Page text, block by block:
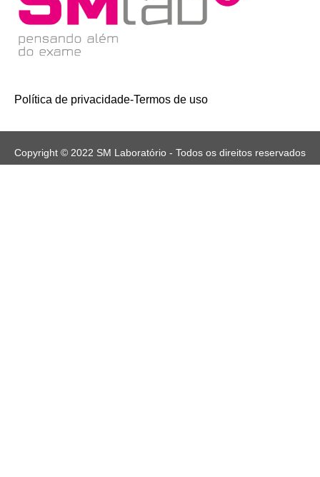
Política de privacidade-Termos de uso
Copyright © 2022 SM Laboratório - Todos os direitos reservados